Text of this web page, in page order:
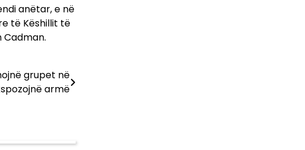
anëtar, e në
të Këshillit të
Cadman.
grupet në
armë